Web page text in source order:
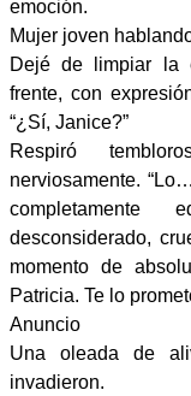
emoción.
Mujer joven
Dejé de limpiar la
frente, con
“¿Sí, Janice?”
Respiró
nerviosamente.
completamente
desconsiderado,
momento de
Patricia. Te lo
Anuncio
Una oleada de
invadieron.